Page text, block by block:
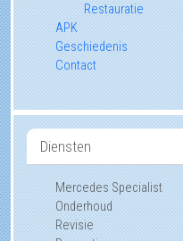
Restauratie
APK
Geschiedenis
Contact
Diensten
Mercedes Specialist
Onderhoud
Revisie